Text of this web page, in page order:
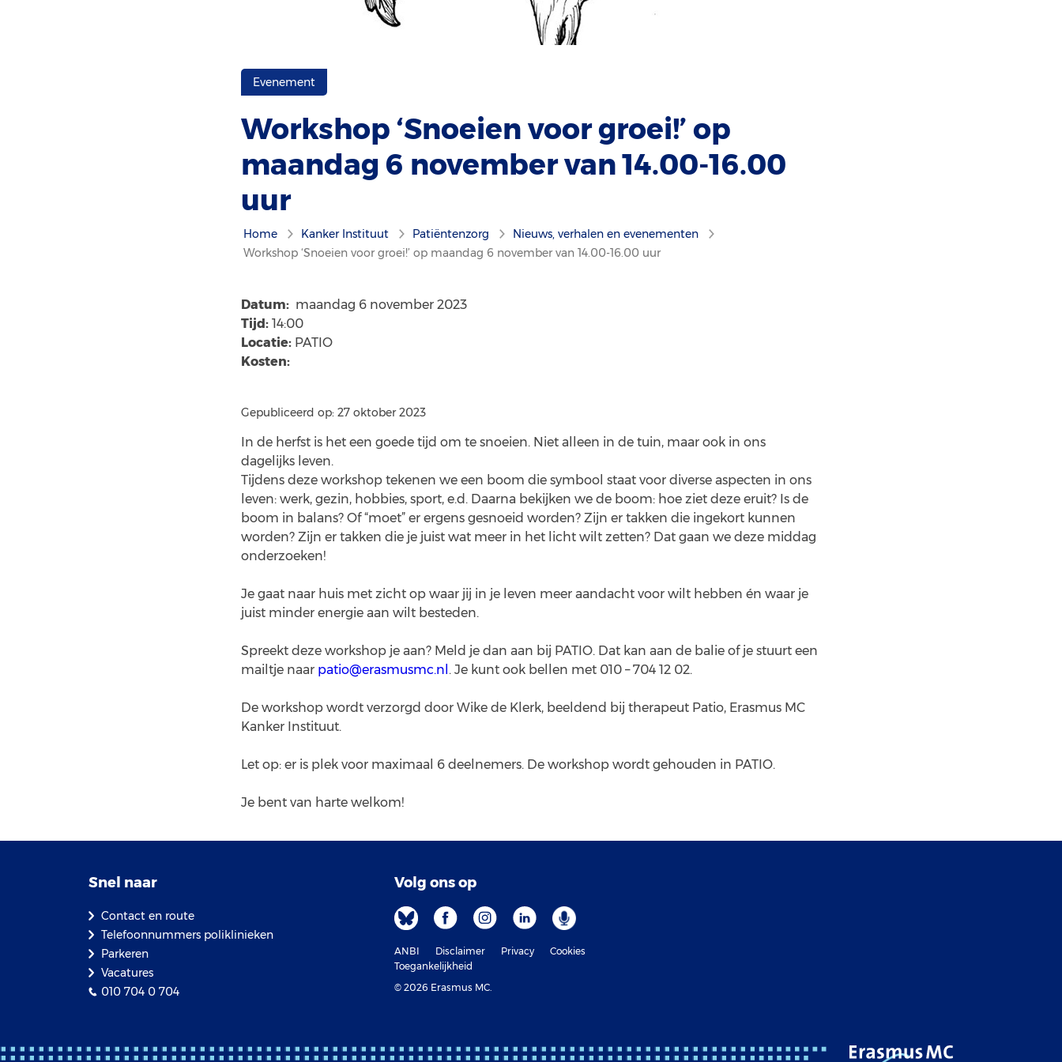
Evenement
Workshop ‘Snoeien voor groei!’ op
maandag 6 november van 14.00-16.00
uur
Home Kanker Instituut Patiëntenzorg
Nieuws, verhalen en evenementen
Workshop ‘Snoeien voor groei!’ op maandag 6 november van 14.00-16.00 uur
Datum: maandag 6 november 2023
Tijd:14:00
Locatie: PATIO
Kosten:
Gepubliceerd op: 27 oktober 2023
In de herfst is het een goede tijd om te snoeien. Niet alleen in de tuin, maar ook in ons
dagelijks leven.
Tijdens deze workshop tekenen we een boom die symbool staat voor diverse aspecten in ons
leven: werk, gezin, hobbies, sport, e.d. Daarna bekijken we de boom: hoe ziet deze eruit? Is de
boom in balans? Of “moet” er ergens gesnoeid worden? Zijn er takken die ingekort kunnen
worden? Zijn er takken die je juist wat meer in het licht wilt zetten? Dat gaan we deze middag
onderzoeken!
Je gaat naar huis met zicht op waar jij in je leven meer aandacht voor wilt hebben én waar je
juist minder energie aan wilt besteden.
Spreekt deze workshop je aan? Meld je dan aan bij PATIO. Dat kan aan de balie of je stuurt een
mailtje naar patio@erasmusmc.nl . Je kunt ook bellen met 010 – 704 12 02.
De workshop wordt verzorgd door Wike de Klerk, beeldend bij therapeut Patio, Erasmus MC
Kanker Instituut.
Let op: er is plek voor maximaal 6 deelnemers. De workshop wordt gehouden in PATIO.
Je bent van harte welkom!
Snel naar
Contact en route
Telefoonnummers poliklinieken
Parkeren
Vacatures
010 704 0 704
Volg ons op
ANBI Disclaimer Privacy
Cookies
Toegankelijkheid
© 2026 Erasmus MC.